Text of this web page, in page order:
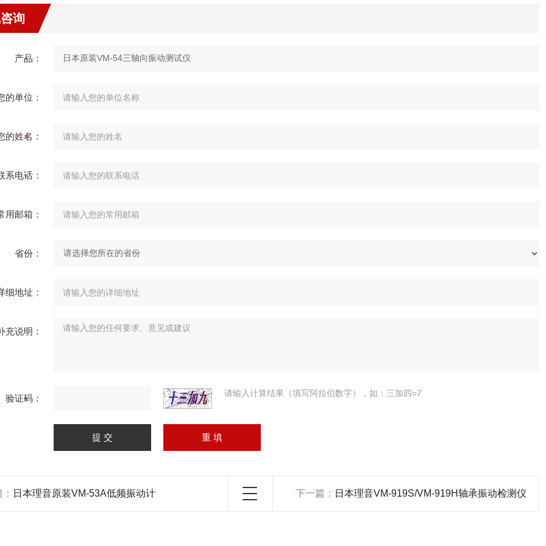
询
产品：
的单位：
的姓名：
系电话：
用邮箱：
省份：
细地址：
充说明：
验证码： 请输入计算结果（填写阿拉伯数字），如：三加四=7
日本理音原装VM-53A低频振动计 下一篇： 日本理音VM-919S/VM-919H轴承振动检测仪